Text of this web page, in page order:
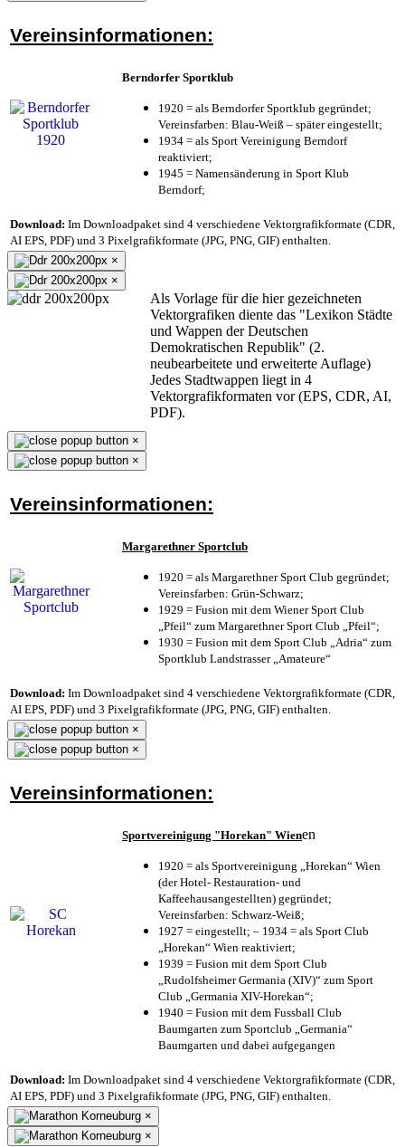
Vereinsinformationen:
Berndorfer Sportklub
1920 = als Berndorfer Sportklub gegründet;
Vereinsfarben: Blau-Weiß – später eingestellt;
1934 = als Sport Vereinigung Berndorf
reaktiviert;
1945 = Namensänderung in Sport Klub
Berndorf;
Download: Im Downloadpaket sind 4 verschiedene Vektorgrafikformate (CDR,
AI EPS, PDF) und 3 Pixelgrafikformate (JPG, PNG, GIF) enthalten.
×
×
Als Vorlage für die hier gezeichneten
Vektorgrafiken diente das "Lexikon Städte
und Wappen der Deutschen
Demokratischen Republik" (2.
neubearbeitete und erweiterte Auflage)
Jedes Stadtwappen liegt in 4
Vektorgrafikformaten vor (EPS, CDR, AI,
PDF).
×
×
Vereinsinformationen:
Margarethner Sportclub
1920 = als Margarethner Sport Club gegründet;
Vereinsfarben: Grün-Schwarz;
1929 = Fusion mit dem Wiener Sport Club
„Pfeil“ zum Margarethner Sport Club „Pfeil“;
1930 = Fusion mit dem Sport Club „Adria“ zum
Sportklub Landstrasser „Amateure“
Download: Im Downloadpaket sind 4 verschiedene Vektorgrafikformate (CDR,
AI EPS, PDF) und 3 Pixelgrafikformate (JPG, PNG, GIF) enthalten.
×
×
Vereinsinformationen:
Sportvereinigung "Horekan" Wienen
1920 = als Sportvereinigung „Horekan“ Wien
(der Hotel- Restauration- und
Kaffeehausangestellten) gegründet;
Vereinsfarben: Schwarz-Weiß;
1927 = eingestellt; – 1934 = als Sport Club
„Horekan“ Wien reaktiviert;
1939 = Fusion mit dem Sport Club
„Rudolfsheimer Germania (XIV)“ zum Sport
Club „Germania XIV-Horekan“;
1940 = Fusion mit dem Fussball Club
Baumgarten zum Sportclub „Germania“
Baumgarten und dabei aufgegangen
Download: Im Downloadpaket sind 4 verschiedene Vektorgrafikformate (CDR,
AI EPS, PDF) und 3 Pixelgrafikformate (JPG, PNG, GIF) enthalten.
×
×